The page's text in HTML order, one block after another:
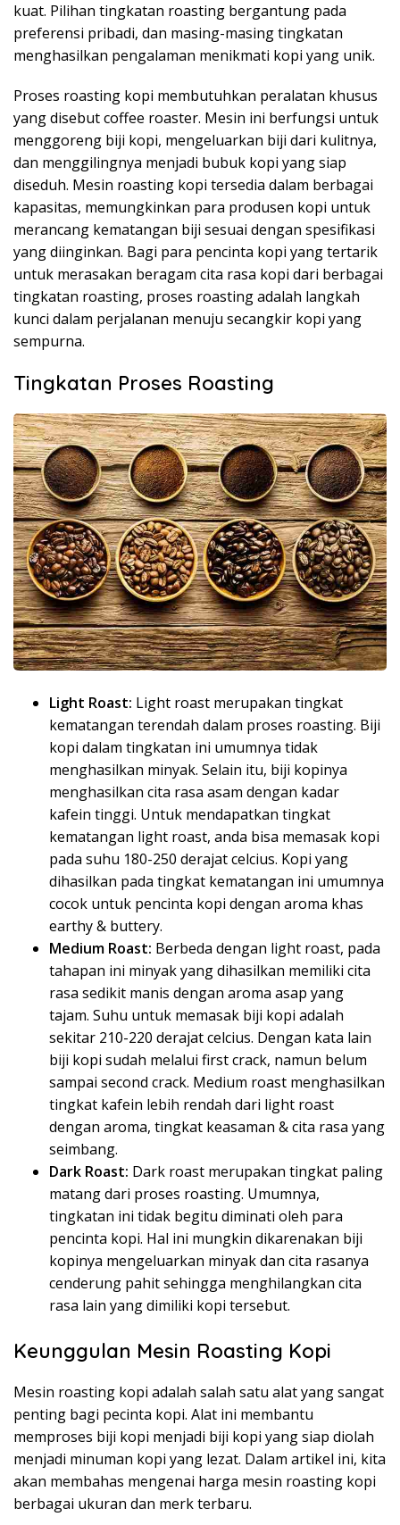
kuat. Pilihan tingkatan roasting bergantung pada
preferensi pribadi, dan masing-masing tingkatan
menghasilkan pengalaman menikmati kopi yang unik.
Proses roasting kopi membutuhkan peralatan khusus
yang disebut coffee roaster. Mesin ini berfungsi untuk
menggoreng biji kopi, mengeluarkan biji dari kulitnya,
dan menggilingnya menjadi bubuk kopi yang siap
diseduh. Mesin roasting kopi tersedia dalam berbagai
kapasitas, memungkinkan para produsen kopi untuk
merancang kematangan biji sesuai dengan spesifikasi
yang diinginkan. Bagi para pencinta kopi yang tertarik
untuk merasakan beragam cita rasa kopi dari berbagai
tingkatan roasting, proses roasting adalah langkah
kunci dalam perjalanan menuju secangkir kopi yang
sempurna.
Tingkatan Proses Roasting
Light Roast: Light roast merupakan tingkat
kematangan terendah dalam proses roasting. Biji
kopi dalam tingkatan ini umumnya tidak
menghasilkan minyak. Selain itu, biji kopinya
menghasilkan cita rasa asam dengan kadar
kafein tinggi. Untuk mendapatkan tingkat
kematangan light roast, anda bisa memasak kopi
pada suhu 180-250 derajat celcius. Kopi yang
dihasilkan pada tingkat kematangan ini umumnya
cocok untuk pencinta kopi dengan aroma khas
earthy & buttery.
Medium Roast: Berbeda dengan light roast, pada
tahapan ini minyak yang dihasilkan memiliki cita
rasa sedikit manis dengan aroma asap yang
tajam. Suhu untuk memasak biji kopi adalah
sekitar 210-220 derajat celcius. Dengan kata lain
biji kopi sudah melalui first crack, namun belum
sampai second crack. Medium roast menghasilkan
tingkat kafein lebih rendah dari light roast
dengan aroma, tingkat keasaman & cita rasa yang
seimbang.
Dark Roast: Dark roast merupakan tingkat paling
matang dari proses roasting. Umumnya,
tingkatan ini tidak begitu diminati oleh para
pencinta kopi. Hal ini mungkin dikarenakan biji
kopinya mengeluarkan minyak dan cita rasanya
cenderung pahit sehingga menghilangkan cita
rasa lain yang dimiliki kopi tersebut.
Keunggulan Mesin Roasting Kopi
Mesin roasting kopi adalah salah satu alat yang sangat
penting bagi pecinta kopi. Alat ini membantu
memproses biji kopi menjadi biji kopi yang siap diolah
menjadi minuman kopi yang lezat. Dalam artikel ini, kita
akan membahas mengenai harga mesin roasting kopi
berbagai ukuran dan merk terbaru.